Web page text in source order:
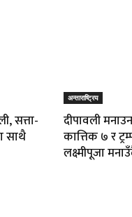
सत्ता-
साथै
अन्ताराष्ट्रिय
दीपावली
कात्तिक ७ र
लक्ष्मीपूजा